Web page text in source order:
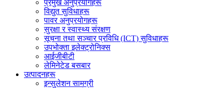
प्रमुख अनुप्रयोगहरू
विद्युत सुविधाहरू
पावर अनुप्रयोगहरू
सुरक्षा र स्वास्थ्य संरक्षण
सूचना तथा सञ्चार प्रविधि (ICT) सुविधाहरू
उपभोक्ता इलेक्ट्रोनिक्स
आईजीबीटी
लेमिनेटेड बसबार
उत्पादनहरू
इन्सुलेशन सामग्री